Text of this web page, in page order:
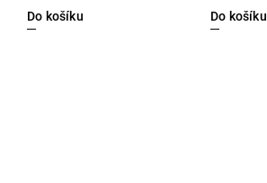
Do košíku Do košíku